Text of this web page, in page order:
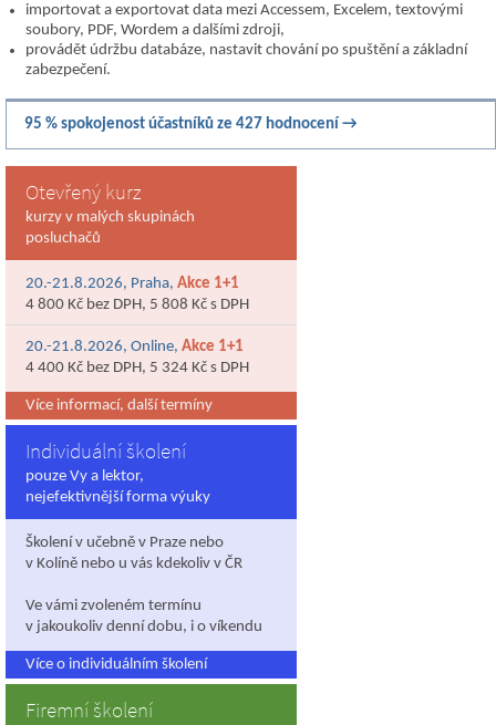
importovat a exportovat data mezi Accessem, Excelem, textovými
soubory, PDF, Wordem a dalšími zdroji,
provádět údržbu databáze, nastavit chování po spuštění a základní
zabezpečení.
95 % spokojenost účastníků ze 427 hodnocení →
Otevřený kurz
kurzy v malých skupinách
posluchačů
20.-21.8.2026, Praha, Akce 1+1
4 800 Kč bez DPH, 5 808 Kč s DPH
20.-21.8.2026, Online, Akce 1+1
4 400 Kč bez DPH, 5 324 Kč s DPH
Více informací, další termíny
Individuální školení
pouze Vy a lektor,
nejefektivnější forma výuky
Školení v učebně v Praze nebo
v Kolíně nebo u vás kdekoliv v ČR
Ve vámi zvoleném termínu
v jakoukoliv denní dobu, i o víkendu
Více o individuálním školení
Firemní školení